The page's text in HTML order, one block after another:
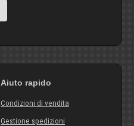
Aiuto rapido
Condizioni di vendita
Gestione spedizioni